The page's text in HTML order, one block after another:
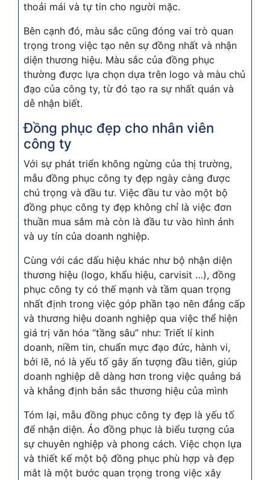
thoải mái và tự tin cho người mặc.
Bên cạnh đó, màu sắc cũng đóng vai trò quan
trọng trong việc tạo nên sự đồng nhất và nhận
diện thương hiệu. Màu sắc của đồng phục
thường được lựa chọn dựa trên logo và màu chủ
đạo của công ty, từ đó tạo ra sự nhất quán và
dễ nhận biết.
Đồng phục đẹp cho nhân viên
công ty
Với sự phát triển không ngừng của thị trường,
mẫu đồng phục công ty đẹp ngày càng được
chú trọng và đầu tư. Việc đầu tư vào một bộ
đồng phục công ty đẹp không chỉ là việc đơn
thuần mua sắm mà còn là đầu tư vào hình ảnh
và uy tín của doanh nghiệp.
Cùng với các dấu hiệu khác như bộ nhận diện
thương hiệu (logo, khẩu hiệu, carvisit …), đồng
phục công ty có thế mạnh và tầm quan trọng
nhất định trong việc góp phần tạo nên đẳng cấp
và thương hiệu doanh nghiệp qua việc thể hiện
giá trị văn hóa “tầng sâu” như: Triết lí kinh
doanh, niềm tin, chuẩn mực đạo đức, hành vi,
bởi lẽ, nó là yếu tố gây ấn tượng đầu tiên, giúp
doanh nghiệp dễ dàng hơn trong việc quảng bá
và khẳng định bản sắc thương hiệu của mình
Tóm lại, mẫu đồng phục công ty đẹp là yếu tố
để nhận diện. Áo đồng phục là biểu tượng của
sự chuyên nghiệp và phong cách. Việc chọn lựa
và thiết kế một bộ đồng phục phù hợp và đẹp
mắt là một bước quan trọng trong việc xây